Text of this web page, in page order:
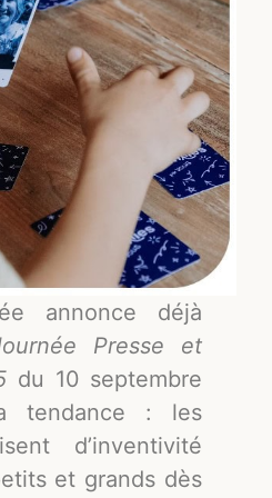
annonce déjà
Presse et
du 10 septembre
tendance : les
d’inventivité
et grands dès